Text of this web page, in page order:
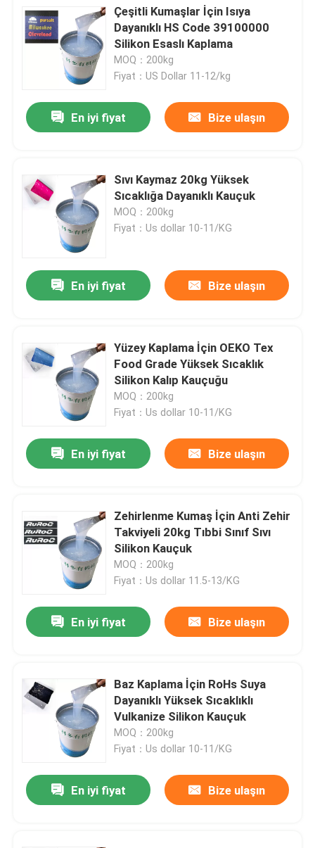
Ana sayfa
Kişiler
Silikon Kauçuk Mürekkep
Serigrafi Silikon Mürekkep
Kabartma Silikon Mürekkep
Sıvı Kalıp Silikonu
Isı Transfer Baskı Mürekkebi
Silikon Esaslı Kaplama
Parlak Silikon
Elektriksel İletken Silikon Kauçuk
Silikon Kauçuk Yapıştırıcı
Silikon Kauçuk Pigment
Çeşitli Kumaşlar İçin Isıya
Dayanıklı HS Code 39100000
Silikon Esaslı Kaplama
MOQ：200kg
Fiyat：US Dollar 11-12/kg
En iyi fiyat Bize ulaşın
Sıvı Kaymaz 20kg Yüksek
Sıcaklığa Dayanıklı Kauçuk
MOQ：200kg
Fiyat：Us dollar 10-11/KG
En iyi fiyat Bize ulaşın
Yüzey Kaplama İçin OEKO Tex
Food Grade Yüksek Sıcaklık
Silikon Kalıp Kauçuğu
MOQ：200kg
Fiyat：Us dollar 10-11/KG
En iyi fiyat Bize ulaşın
Zehirlenme Kumaş İçin Anti Zehir
Takviyeli 20kg Tıbbi Sınıf Sıvı
Silikon Kauçuk
MOQ：200kg
Fiyat：Us dollar 11.5-13/KG
En iyi fiyat Bize ulaşın
Baz Kaplama İçin RoHs Suya
Dayanıklı Yüksek Sıcaklıklı
Vulkanize Silikon Kauçuk
MOQ：200kg
Fiyat：Us dollar 10-11/KG
En iyi fiyat Bize ulaşın